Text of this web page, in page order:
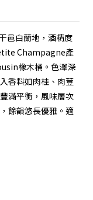
邑白蘭地，酒精度
Champagne產
橡木桶。色澤深
香料如肉桂、肉荳
滿平衡，風味層次
餘韻悠長優雅。適